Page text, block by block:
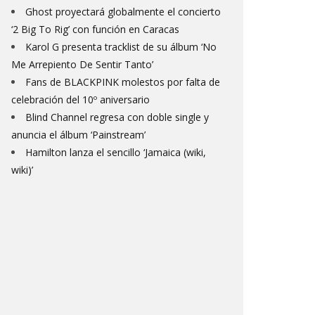
Ghost proyectará globalmente el concierto
‘2 Big To Rig’ con función en Caracas
Karol G presenta tracklist de su álbum ‘No
Me Arrepiento De Sentir Tanto’
Fans de BLACKPINK molestos por falta de
celebración del 10º aniversario
Blind Channel regresa con doble single y
anuncia el álbum ‘Painstream’
Hamilton lanza el sencillo ‘Jamaica (wiki,
wiki)’